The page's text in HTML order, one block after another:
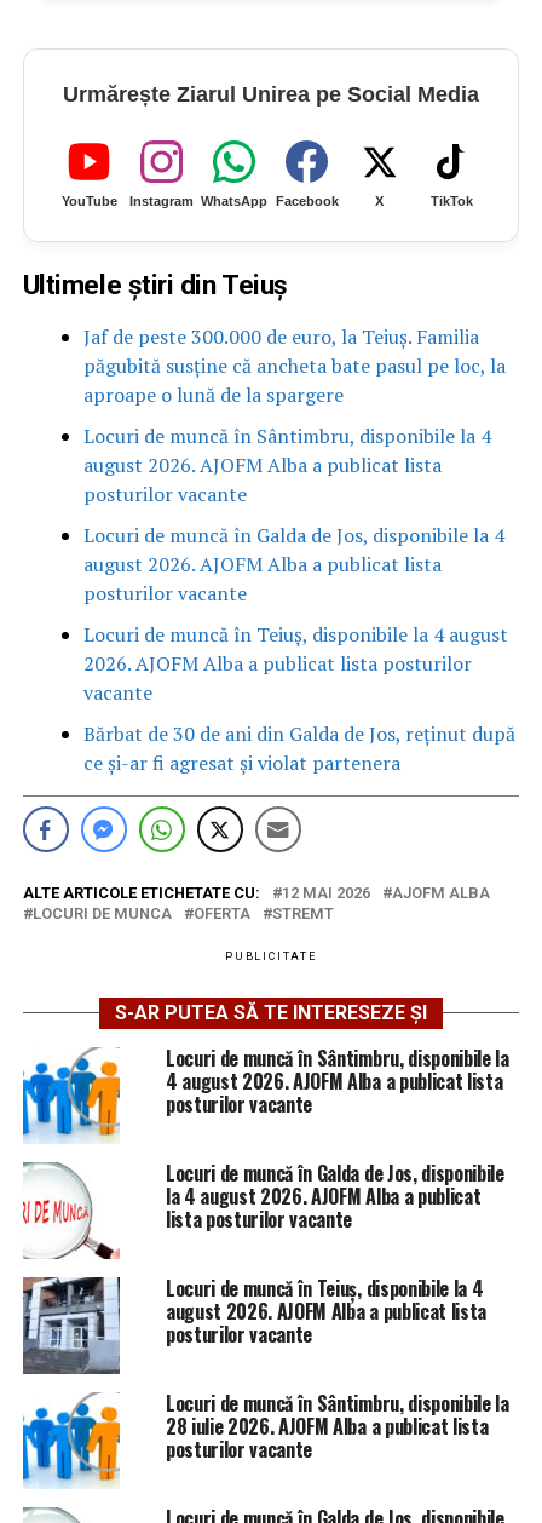
Urmărește Ziarul Unirea pe Social Media
YouTube Instagram WhatsApp Facebook X TikTok
Ultimele știri din Teiuș
Jaf de peste 300.000 de euro, la Teiuș. Familia
păgubită susține că ancheta bate pasul pe loc, la
aproape o lună de la spargere
Locuri de muncă în Sântimbru, disponibile la 4
august 2026. AJOFM Alba a publicat lista
posturilor vacante
Locuri de muncă în Galda de Jos, disponibile la 4
august 2026. AJOFM Alba a publicat lista
posturilor vacante
Locuri de muncă în Teiuș, disponibile la 4 august
2026. AJOFM Alba a publicat lista posturilor
vacante
Bărbat de 30 de ani din Galda de Jos, reținut după
ce și-ar fi agresat și violat partenera
ALTE ARTICOLE ETICHETATE CU: 12 MAI 2026
AJOFM ALBA
LOCURI DE MUNCA
OFERTA STREMT
PUBLICITATE
S-AR PUTEA SĂ TE INTERESEZE ȘI
Locuri de muncă în Sântimbru, disponibile la
4 august 2026. AJOFM Alba a publicat lista
posturilor vacante
Locuri de muncă în Galda de Jos, disponibile
la 4 august 2026. AJOFM Alba a publicat
lista posturilor vacante
Locuri de muncă în Teiuș, disponibile la 4
august 2026. AJOFM Alba a publicat lista
posturilor vacante
Locuri de muncă în Sântimbru, disponibile la
28 iulie 2026. AJOFM Alba a publicat lista
posturilor vacante